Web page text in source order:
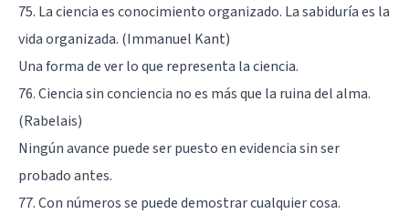
75. La ciencia es conocimiento organizado. La sabiduría es la
vida organizada. (Immanuel Kant)
Una forma de ver lo que representa la ciencia.
76. Ciencia sin conciencia no es más que la ruina del alma.
(Rabelais)
Ningún avance puede ser puesto en evidencia sin ser
probado antes.
77. Con números se puede demostrar cualquier cosa.